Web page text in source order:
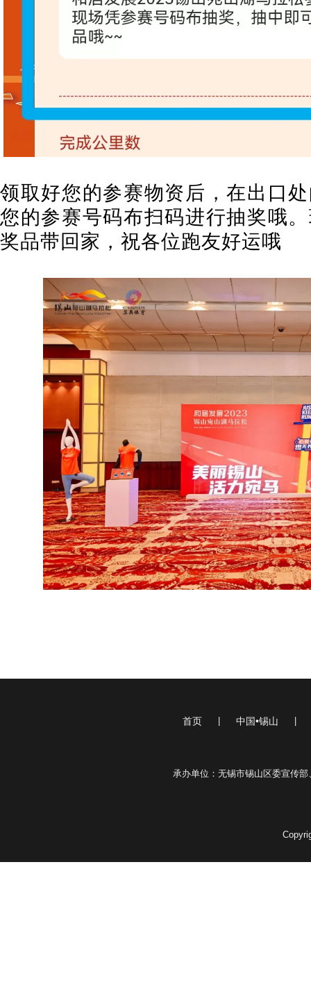
领取好您的参赛物资后，在出口处
您的参赛号码布扫码进行抽奖哦。
奖品带回家 ，祝各位跑友好运哦
首页 中国•锡山
承办单位：无锡市锡山区委宣传